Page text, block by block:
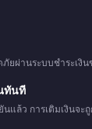
ยผ่านระบบชำระเงิน
ทันที
นแล้ว การเติมเงินจ